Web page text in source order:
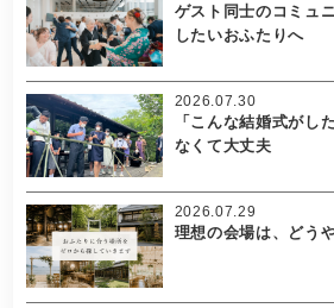
ゲスト同士のコミュ
したいおふたりへ
「こんな結婚式がし
なくて大丈夫
2026.07.30
理想の会場は、どう
2026.07.29